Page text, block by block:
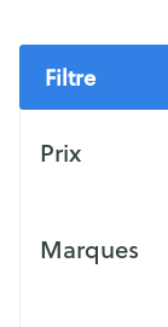
Filtre
Prix
Marques